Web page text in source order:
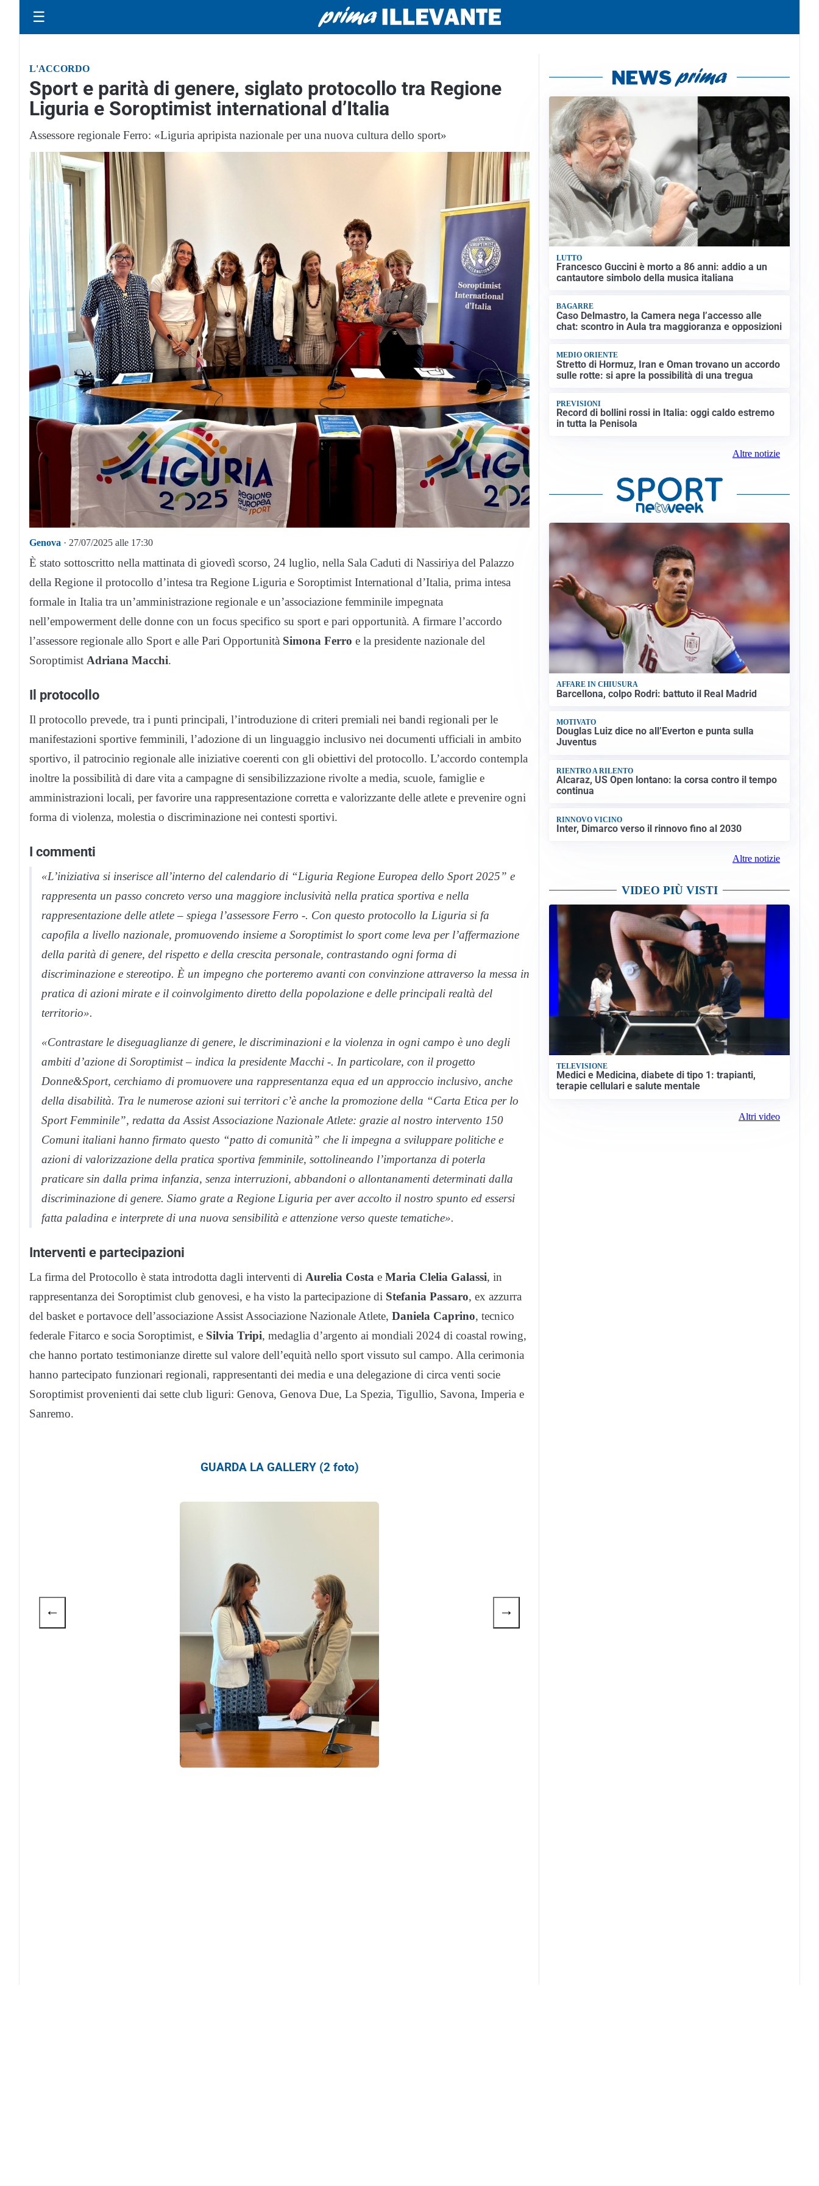
☰
L'ACCORDO
Sport e parità di genere, siglato protocollo tra Regione
Liguria e Soroptimist international d’Italia
Assessore regionale Ferro: «Liguria apripista nazionale per una nuova cultura dello sport»
Genova · 27/07/2025 alle 17:30
È stato sottoscritto nella mattinata di giovedì scorso, 24 luglio, nella Sala Caduti di Nassiriya del Palazzo
della Regione il protocollo d’intesa tra Regione Liguria e Soroptimist International d’Italia, prima intesa
formale in Italia tra un’amministrazione regionale e un’associazione femminile impegnata
nell’empowerment delle donne con un focus specifico su sport e pari opportunità. A firmare l’accordo
l’assessore regionale allo Sport e alle Pari Opportunità Simona Ferro e la presidente nazionale del
Soroptimist Adriana Macchi.
Il protocollo
Il protocollo prevede, tra i punti principali, l’introduzione di criteri premiali nei bandi regionali per le
manifestazioni sportive femminili, l’adozione di un linguaggio inclusivo nei documenti ufficiali in ambito
sportivo, il patrocinio regionale alle iniziative coerenti con gli obiettivi del protocollo. L’accordo contempla
inoltre la possibilità di dare vita a campagne di sensibilizzazione rivolte a media, scuole, famiglie e
amministrazioni locali, per favorire una rappresentazione corretta e valorizzante delle atlete e prevenire ogni
forma di violenza, molestia o discriminazione nei contesti sportivi.
I commenti
«L’iniziativa si inserisce all’interno del calendario di “Liguria Regione Europea dello Sport 2025” e
rappresenta un passo concreto verso una maggiore inclusività nella pratica sportiva e nella
rappresentazione delle atlete – spiega l’assessore Ferro -. Con questo protocollo la Liguria si fa
capofila a livello nazionale, promuovendo insieme a Soroptimist lo sport come leva per l’affermazione
della parità di genere, del rispetto e della crescita personale, contrastando ogni forma di
discriminazione e stereotipo. È un impegno che porteremo avanti con convinzione attraverso la messa in
pratica di azioni mirate e il coinvolgimento diretto della popolazione e delle principali realtà del
territorio».
«Contrastare le diseguaglianze di genere, le discriminazioni e la violenza in ogni campo è uno degli
ambiti d’azione di Soroptimist – indica la presidente Macchi -. In particolare, con il progetto
Donne&Sport, cerchiamo di promuovere una rappresentanza equa ed un approccio inclusivo, anche
della disabilità. Tra le numerose azioni sui territori c’è anche la promozione della “Carta Etica per lo
Sport Femminile”, redatta da Assist Associazione Nazionale Atlete: grazie al nostro intervento 150
Comuni italiani hanno firmato questo “patto di comunità” che li impegna a sviluppare politiche e
azioni di valorizzazione della pratica sportiva femminile, sottolineando l’importanza di poterla
praticare sin dalla prima infanzia, senza interruzioni, abbandoni o allontanamenti determinati dalla
discriminazione di genere. Siamo grate a Regione Liguria per aver accolto il nostro spunto ed essersi
fatta paladina e interprete di una nuova sensibilità e attenzione verso queste tematiche».
Interventi e partecipazioni
La firma del Protocollo è stata introdotta dagli interventi di Aurelia Costa e Maria Clelia Galassi, in
rappresentanza dei Soroptimist club genovesi, e ha visto la partecipazione di Stefania Passaro, ex azzurra
del basket e portavoce dell’associazione Assist Associazione Nazionale Atlete, Daniela Caprino, tecnico
federale Fitarco e socia Soroptimist, e Silvia Tripi, medaglia d’argento ai mondiali 2024 di coastal rowing,
che hanno portato testimonianze dirette sul valore dell’equità nello sport vissuto sul campo. Alla cerimonia
hanno partecipato funzionari regionali, rappresentanti dei media e una delegazione di circa venti socie
Soroptimist provenienti dai sette club liguri: Genova, Genova Due, La Spezia, Tigullio, Savona, Imperia e
Sanremo.
GUARDA LA GALLERY (2 foto)
← →
LUTTO
Francesco Guccini è morto a 86 anni: addio a un
cantautore simbolo della musica italiana
BAGARRE
Caso Delmastro, la Camera nega l’accesso alle
chat: scontro in Aula tra maggioranza e opposizioni
MEDIO ORIENTE
Stretto di Hormuz, Iran e Oman trovano un accordo
sulle rotte: si apre la possibilità di una tregua
PREVISIONI
Record di bollini rossi in Italia: oggi caldo estremo
in tutta la Penisola
Altre notizie
AFFARE IN CHIUSURA
Barcellona, colpo Rodri: battuto il Real Madrid
MOTIVATO
Douglas Luiz dice no all’Everton e punta sulla
Juventus
RIENTRO A RILENTO
Alcaraz, US Open lontano: la corsa contro il tempo
continua
RINNOVO VICINO
Inter, Dimarco verso il rinnovo fino al 2030
Altre notizie
VIDEO PIÙ VISTI
TELEVISIONE
Medici e Medicina, diabete di tipo 1: trapianti,
terapie cellulari e salute mentale
Altri video